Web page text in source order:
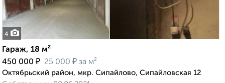
4
Гараж, 18 м²
450 000 ₽ 25 000 ₽ за м²
Октябрьский район, мкр. Сипайлово, Сипайловская 12